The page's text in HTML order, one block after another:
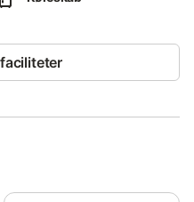
35 minutter (43 km), og
vandre- og
minutter derfra i bil (75 km),